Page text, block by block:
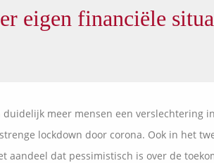
Samenwerkende partners
Expats services
Onderhoudsabonnementen
eigen financiële
meer mensen een verslechtering
lockdown door corona. Ook in het
aandeel dat pessimistisch is over de